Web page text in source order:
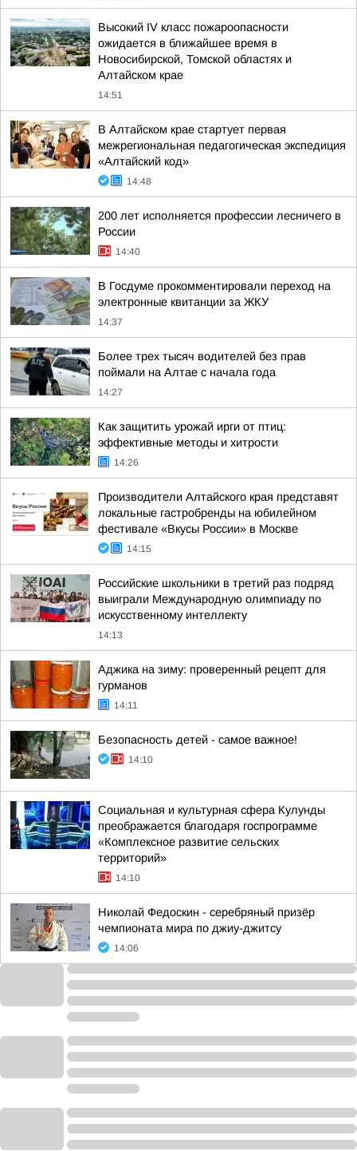
Высокий IV класс пожароопасности
ожидается в ближайшее время в
Новосибирской, Томской областях и
Алтайском крае
14:51
В Алтайском крае стартует первая
межрегиональная педагогическая экспедиция
«Алтайский код»
14:48
200 лет исполняется профессии лесничего в
России
14:40
В Госдуме прокомментировали переход на
электронные квитанции за ЖКУ
14:37
Более трех тысяч водителей без прав
поймали на Алтае с начала года
14:27
Как защитить урожай ирги от птиц:
эффективные методы и хитрости
14:26
Производители Алтайского края представят
локальные гастробренды на юбилейном
фестивале «Вкусы России» в Москве
14:15
Российские школьники в третий раз подряд
выиграли Международную олимпиаду по
искусственному интеллекту
14:13
Аджика на зиму: проверенный рецепт для
гурманов
14:11
Безопасность детей - самое важное!
14:10
Социальная и культурная сфера Кулунды
преображается благодаря госпрограмме
«Комплексное развитие сельских
территорий»
14:10
Николай Федоскин - серебряный призёр
чемпионата мира по джиу-джитсу
14:06